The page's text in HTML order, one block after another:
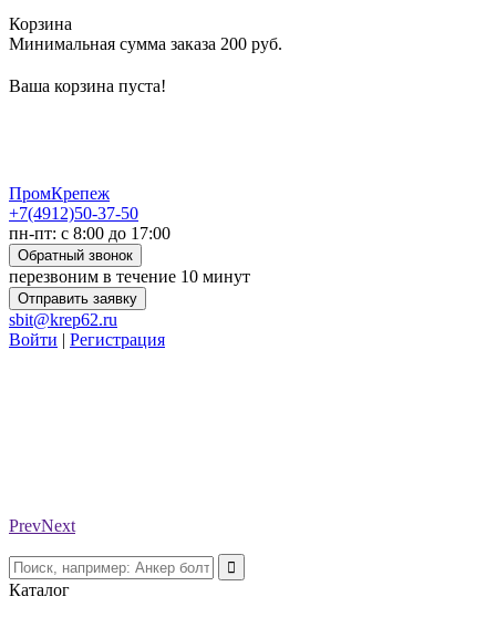
Корзина
Минимальная сумма заказа 200 руб.
Ваша корзина пуста!
ПромКрепеж
+7(4912)50-37-50
пн-пт: с 8:00 до 17:00
Обратный звонок
перезвоним в течение 10 минут
Отправить заявку
sbit@krep62.ru
Войти | Регистрация
PrevNext
Каталог